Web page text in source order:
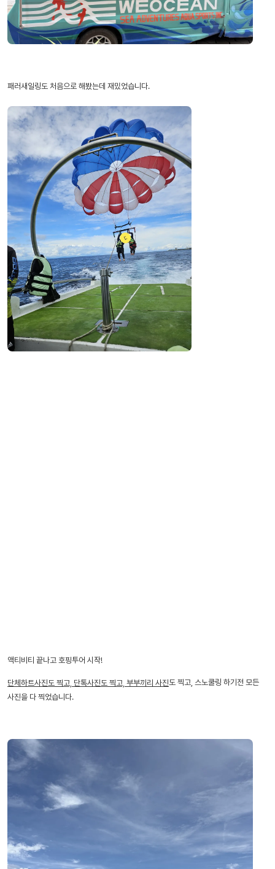
패러새일링도 처음으로 해봤는데 재밌었습니다.
액티비티 끝나고 호핑투어 시작!
단체하트사진도 찍고, 단톡사진도 찍고, 부부끼리 사진도 찍고, 스노쿨링 하기전 모든
사진을 다 찍었습니다.